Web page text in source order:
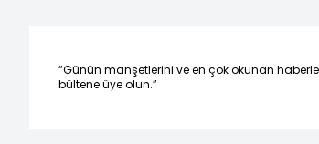
“Günün manşetlerini ve en çok okunan
bültene üye olun.”